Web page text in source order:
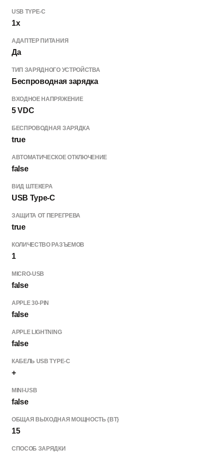
USB TYPE-C
1x
АДАПТЕР ПИТАНИЯ
Да
ТИП ЗАРЯДНОГО УСТРОЙСТВА
Беспроводная зарядка
ВХОДНОЕ НАПРЯЖЕНИЕ
5 VDC
БЕСПРОВОДНАЯ ЗАРЯДКА
true
АВТОМАТИЧЕСКОЕ ОТКЛЮЧЕНИЕ
false
ВИД ШТЕКЕРА
USB Type-C
ЗАЩИТА ОТ ПЕРЕГРЕВА
true
КОЛИЧЕСТВО РАЗЪЕМОВ
1
MICRO-USB
false
APPLE 30-PIN
false
APPLE LIGHTNING
false
КАБЕЛЬ USB TYPE-C
+
MINI-USB
false
ОБЩАЯ ВЫХОДНАЯ МОЩНОСТЬ {ВТ}
15
СПОСОБ ЗАРЯДКИ